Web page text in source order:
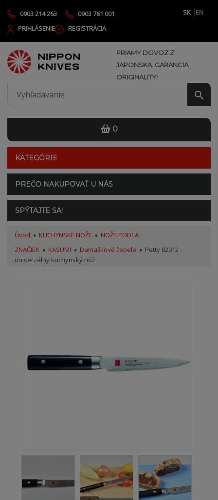
0903 214 263 0903 761 001 SK
EN
PRIHLÁSENIE
REGISTRÁCIA
PRIAMY DOVOZ Z
JAPONSKA. GARANCIA
ORIGINALITY!
0
KATEGÓRIE
PREČO NAKUPOVAŤ U NÁS
SPÝTAJTE SA!
Úvod KUCHYNSKÉ NOŽE
NOŽE PODĽA
ZNAČIEK
KASUMI Damaškové čepele
Petty 82012 -
univerzálny kuchynský nôž